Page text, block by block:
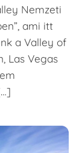
Nemzeti
ami itt
a Valley of
Las Vegas